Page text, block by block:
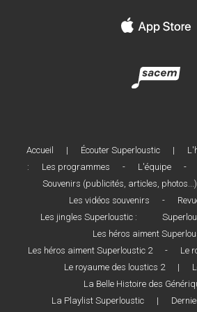
Accueil | Écouter Superloustic |
:
Les programmes - L'équipe -
Souvenirs (publicités, articles, photos...)
Les vidéos souvenirs
-
Les jingles Superloustic :
Les héros aiment
Les héros aiment Superloustic 2
- Le
Le royaume des loustics 2
|
La Belle Histoire des
La Playlist Superloustic
|